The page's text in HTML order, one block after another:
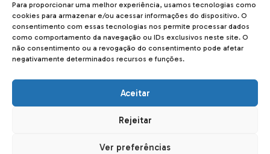
Para proporcionar uma melhor experiência, usamos tecnologias como
cookies para armazenar e/ou acessar informações do dispositivo. O
consentimento com essas tecnologias nos permite processar dados
como comportamento da navegação ou IDs exclusivos neste site. O
não consentimento ou a revogação do consentimento pode afetar
negativamente determinados recursos e funções.
Aceitar
Rejeitar
Ver preferências
SEGURANÇA
SSL Seguro Safe
Forseti Usinagem LTDA| CNPJ: 12.040.842/0001-56